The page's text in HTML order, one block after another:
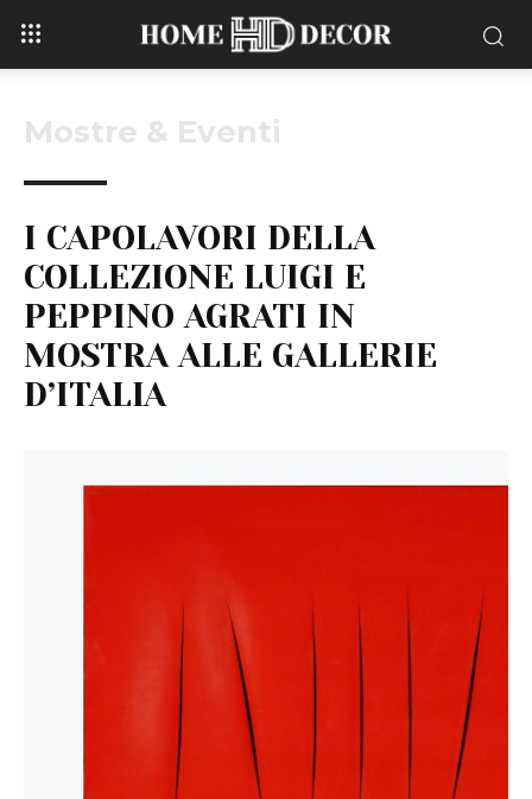
Mostre & Eventi
I CAPOLAVORI DELLA
COLLEZIONE LUIGI E
PEPPINO AGRATI IN
MOSTRA ALLE GALLERIE
D’ITALIA